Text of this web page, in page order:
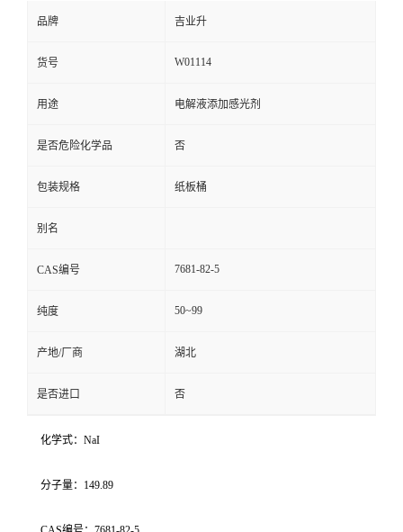
品牌 吉业升
货号 W01114
用途 电解液添加感光剂
是否危险化学品 否
包装规格 纸板桶
别名
CAS编号 7681-82-5
纯度 50~99
产地/厂商 湖北
是否进口 否
化学式：NaI
分子量：149.89